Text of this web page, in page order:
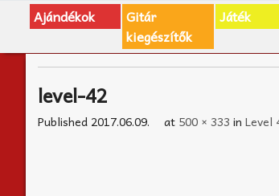
Ajándékok
Gitár
kiegészítők
Játék
level-42
Published 2017.06.09. at 500 × 333 in Level